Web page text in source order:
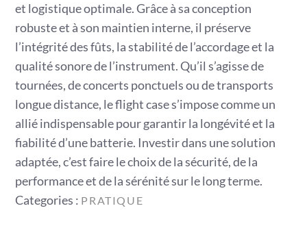
et logistique optimale. Grâce à sa conception
robuste et à son maintien interne, il préserve
l’intégrité des fûts, la stabilité de l’accordage et la
qualité sonore de l’instrument. Qu’il s’agisse de
tournées, de concerts ponctuels ou de transports
longue distance, le flight case s’impose comme un
allié indispensable pour garantir la longévité et la
fiabilité d’une batterie. Investir dans une solution
adaptée, c’est faire le choix de la sécurité, de la
performance et de la sérénité sur le long terme.
Categories
Categories : PRATIQUE